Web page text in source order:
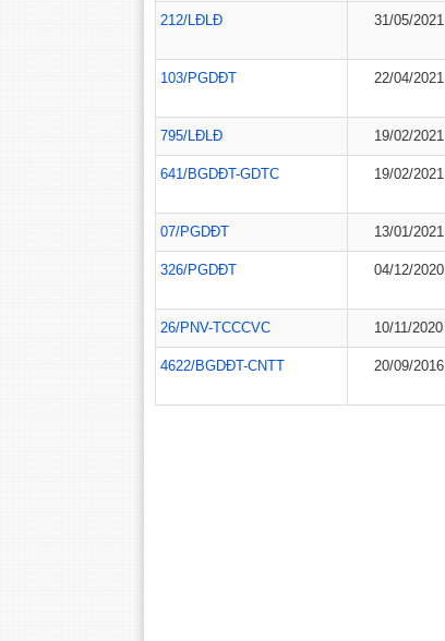
212/LĐLĐ 31/05/2021
103/PGDĐT 22/04/2021
795/LĐLĐ 19/02/2021
641/BGDĐT-GDTC 19/02/2021
07/PGDĐT 13/01/2021
326/PGDĐT 04/12/2020
26/PNV-TCCCVC 10/11/2020
4622/BGDĐT-CNTT 20/09/2016